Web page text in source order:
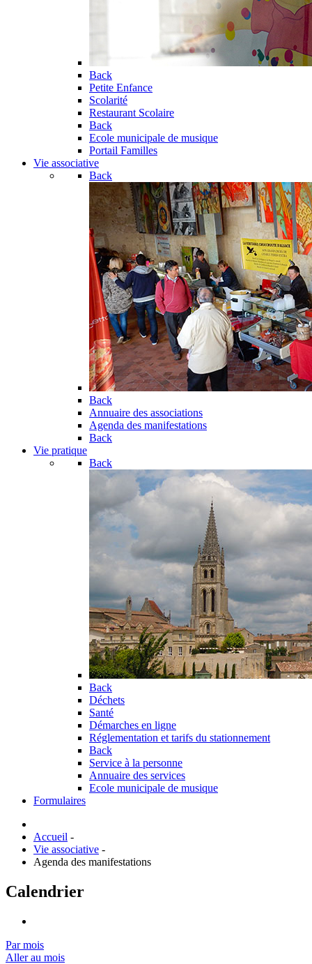
Back
Petite Enfance
Scolarité
Restaurant Scolaire
Back
Ecole municipale de musique
Portail Familles
Vie associative
Back
Back
Annuaire des associations
Agenda des manifestations
Back
Vie pratique
Back
Back
Déchets
Santé
Démarches en ligne
Réglementation et tarifs du stationnement
Back
Service à la personne
Annuaire des services
Ecole municipale de musique
Formulaires
Accueil -
Vie associative -
Agenda des manifestations
Calendrier
Par mois
Aller au mois